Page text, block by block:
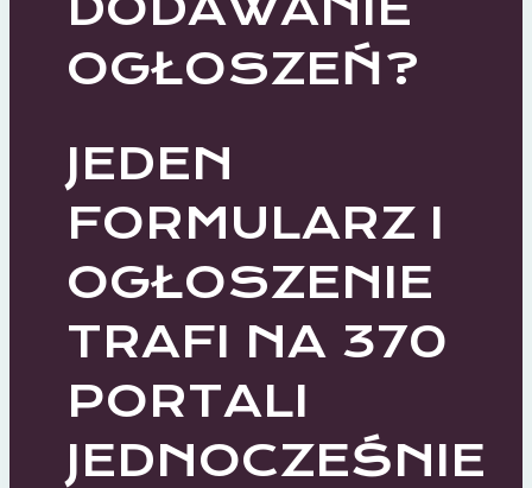
OGŁOSZEŃ?
JEDEN
FORMULARZ I
OGŁOSZENIE
TRAFI NA 370
PORTALI
JEDNOCZEŚNIE